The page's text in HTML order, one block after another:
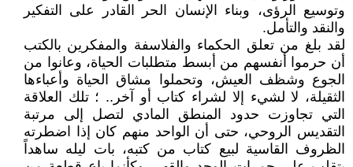
وتوسيع الرؤى، وبناء الإنسان الحر القادر على التفكير
والنقد والتأمل.
لقد بلغ من تعلق الحكماء والفلاسفة والمفكرين بالكتب
أن حرموا أنفسهم من أبسط متطلبات الحياة، وعانوا من
الجوع وشظف العيش، وتحملوا مشاق الحياة وأعباءها
الثقيلة، لا لشيء إلا لشراء كتاب أو آخر.. ؛ تلك العلاقة
التي تجاوزت حدود المنطق المادي لتصل إلى مرتبة
التقديس الروحي، حتى أن الواحد منهم كان إذا اضطرته
الظروف القاسية لبيع كتاب من كتبه، بات ليله ساهداً